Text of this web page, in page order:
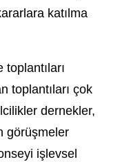
katılma
toplantıları
toplantıları çok
dernekler,
görüşmeler
işlevsel